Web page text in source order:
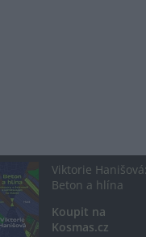
Viktorie
Beton a hlína
Koupit na
Kosmas.cz